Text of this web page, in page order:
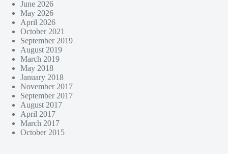
June 2026
May 2026
April 2026
October 2021
September 2019
August 2019
March 2019
May 2018
January 2018
November 2017
September 2017
August 2017
April 2017
March 2017
October 2015